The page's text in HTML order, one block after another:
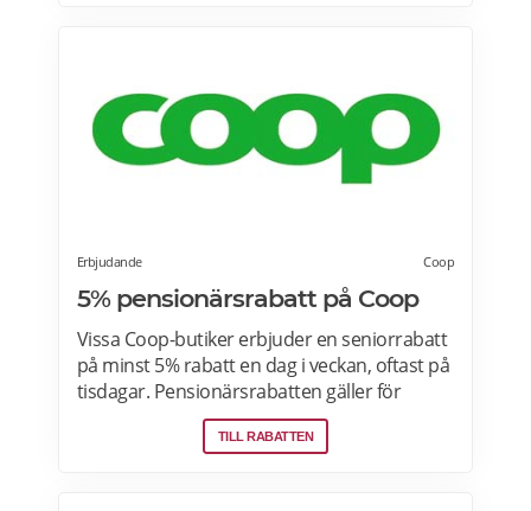
om pensionärsrabatter på Lidl här.
Erbjudande Coop
5% pensionärsrabatt på Coop
Vissa Coop-butiker erbjuder en seniorrabatt
på minst 5% rabatt en dag i veckan, oftast på
tisdagar. Pensionärsrabatten gäller för
medlemmar som är 65 år eller äldre enbart
vid köp i fysiska Coop-butiker. Rabatt ges på
TILL RABATTEN